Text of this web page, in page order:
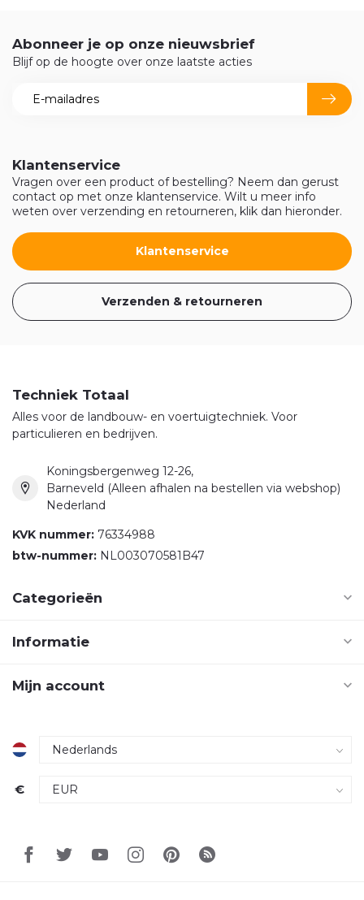
Klantenservice
Vragen over een product of bestelling? Neem dan gerust
contact op met onze klantenservice. Wilt u meer info
weten over verzending en retourneren, klik dan hieronder.
Klantenservice
Verzenden & retourneren
Abonneer je op onze nieuwsbrief
Blijf op de hoogte over onze laatste acties
Techniek Totaal
Alles voor de landbouw- en voertuigtechniek. Voor
particulieren en bedrijven.
Koningsbergenweg 12-26,
Barneveld (Alleen afhalen na bestellen via webshop)
Nederland
KVK nummer: 76334988
btw-nummer: NL003070581B47
Categorieën
Informatie
Mijn account
€